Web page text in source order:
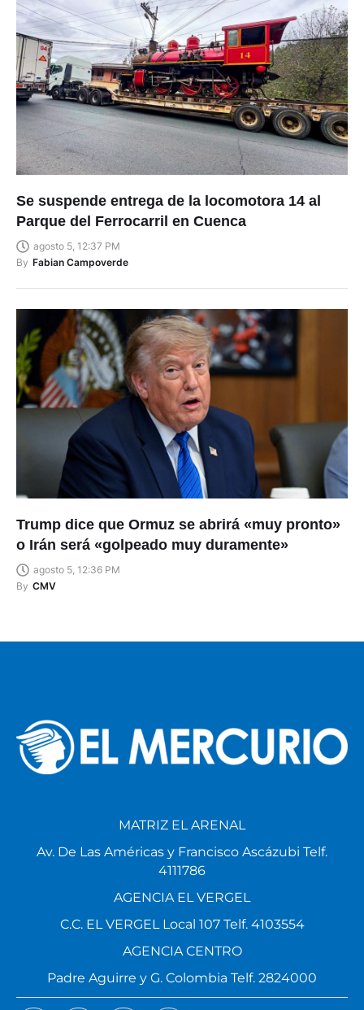
Se suspende entrega de la locomotora 14 al
Parque del Ferrocarril en Cuenca
agosto 5, 12:37 PM
By Fabian Campoverde
Trump dice que Ormuz se abrirá «muy pronto»
o Irán será «golpeado muy duramente»
agosto 5, 12:36 PM
By CMV
MATRIZ EL ARENAL
Av. De Las Américas y Francisco Ascázubi Telf.
4111786
AGENCIA EL VERGEL
C.C. EL VERGEL Local 107 Telf. 4103554
AGENCIA CENTRO
Padre Aguirre y G. Colombia Telf. 2824000